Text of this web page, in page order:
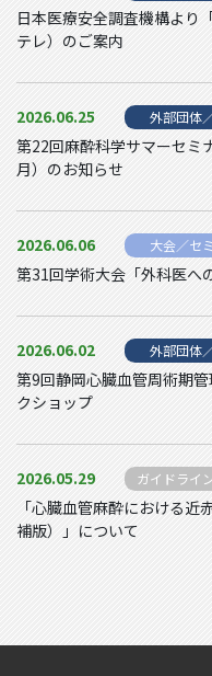
日本医療安全調査機構より
テレ）のご案内
2026.06.25 外部団体
第22回麻酔科学サマーセ
月）のお知らせ
2026.06.06 大会／セ
第31回学術大会「外科医へ
2026.06.02 外部団体
第9回静岡心臓血管周術期
クショップ
2026.05.29 ガイドライ
「心臓血管麻酔における
補版）」について